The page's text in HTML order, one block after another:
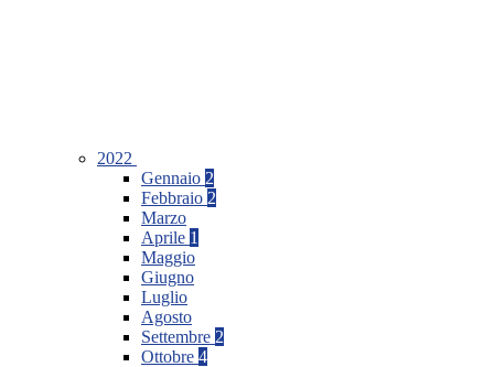
2022
Gennaio 2
Febbraio 2
Marzo
Aprile 1
Maggio
Giugno
Luglio
Agosto
Settembre 2
Ottobre 4